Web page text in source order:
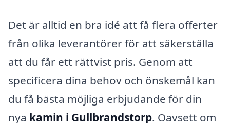
Det är alltid en bra idé att få flera offerter
från olika leverantörer för att säkerställa
att du får ett rättvist pris. Genom att
specificera dina behov och önskemål kan
du få bästa möjliga erbjudande för din
nya kamin i Gullbrandstorp. Oavsett om